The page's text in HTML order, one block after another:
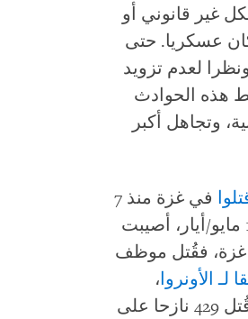
غير قانوني أو
كان عسكريا. حتى
لعدم تزويد
هذه الحوادث
وتجاهل أكبر
في غزة منذ 7
. في 13 مايو/أيار، أصيبت
غزة، فقُتل موظف
لـ الأونروا،
تأثرت 169 من منشآتها بسبب الأعمال العدائية في 368 حادثا، وقُتل 429 نازحا على